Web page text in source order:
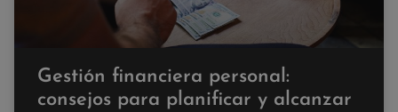
Gestión financiera personal:
consejos para planificar y alcanzar